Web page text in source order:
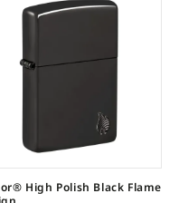
High Polish Black Flame